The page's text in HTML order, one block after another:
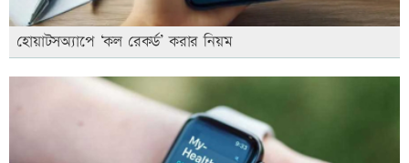
হোয়াটসঅ্যাপে ‘কল রেকর্ড’ করার নিয়ম